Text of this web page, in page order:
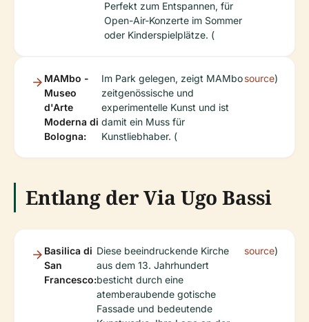
Perfekt zum Entspannen, für
Open-Air-Konzerte im Sommer
oder Kinderspielplätze. (
MAMbo -
Museo
d'Arte
Moderna di
Bologna:
Im Park gelegen, zeigt MAMbo
zeitgenössische und
experimentelle Kunst und ist
damit ein Muss für
Kunstliebhaber. (
source)
Entlang der Via Ugo Bassi
Basilica di
San
Francesco:
Diese beeindruckende Kirche
aus dem 13. Jahrhundert
besticht durch eine
atemberaubende gotische
Fassade und bedeutende
source)